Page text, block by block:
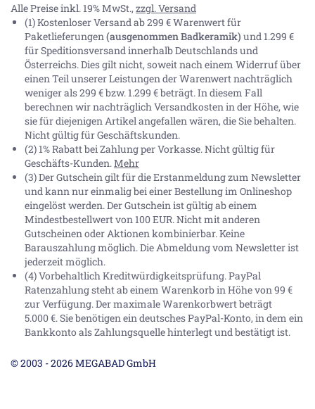
Alle Preise inkl. 19% MwSt., zzgl. Versand
(1) Kostenloser Versand ab 299 € Warenwert für
Paketlieferungen(ausgenommen Badkeramik) und 1.299 €
für Speditionsversand innerhalb Deutschlands und
Österreichs. Dies gilt nicht, soweit nach einem Widerruf über
einen Teil unserer Leistungen der Warenwert nachträglich
weniger als 299 € bzw. 1.299 € beträgt. In diesem Fall
berechnen wir nachträglich Versandkosten in der Höhe, wie
sie für diejenigen Artikel angefallen wären, die Sie behalten.
Nicht gültig für Geschäftskunden.
(2) 1% Rabatt bei Zahlung per Vorkasse. Nicht gültig für
Geschäfts-Kunden.Mehr
(3) Der Gutschein gilt für die Erstanmeldung zum Newsletter
und kann nur einmalig bei einer Bestellung im Onlineshop
eingelöst werden. Der Gutschein ist gültig ab einem
Mindestbestellwert von 100 EUR. Nicht mit anderen
Gutscheinen oder Aktionen kombinierbar. Keine
Barauszahlung möglich. Die Abmeldung vom Newsletter ist
jederzeit möglich.
(4) Vorbehaltlich Kreditwürdigkeitsprüfung. PayPal
Ratenzahlung steht ab einem Warenkorb in Höhe von99 €
zur Verfügung. Der maximale Warenkorbwert beträgt
5.000 €. Sie benötigen ein deutsches PayPal-Konto, in dem ein
Bankkonto als Zahlungsquelle hinterlegt und bestätigt ist.
© 2003 - 2026 MEGABAD GmbH